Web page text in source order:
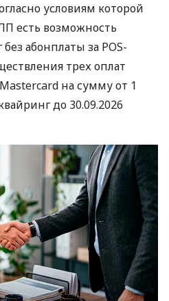
условиям которой
есть возможность
абонплаты за POS-
трех оплат
на сумму от 1
до 30.09.2026